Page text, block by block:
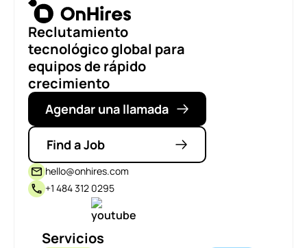
Reclutamiento
tecnológico global para
equipos de rápido
crecimiento
Agendar una llamada
Find a Job
hello@onhires.com
+1 484 312 0295
Servicios